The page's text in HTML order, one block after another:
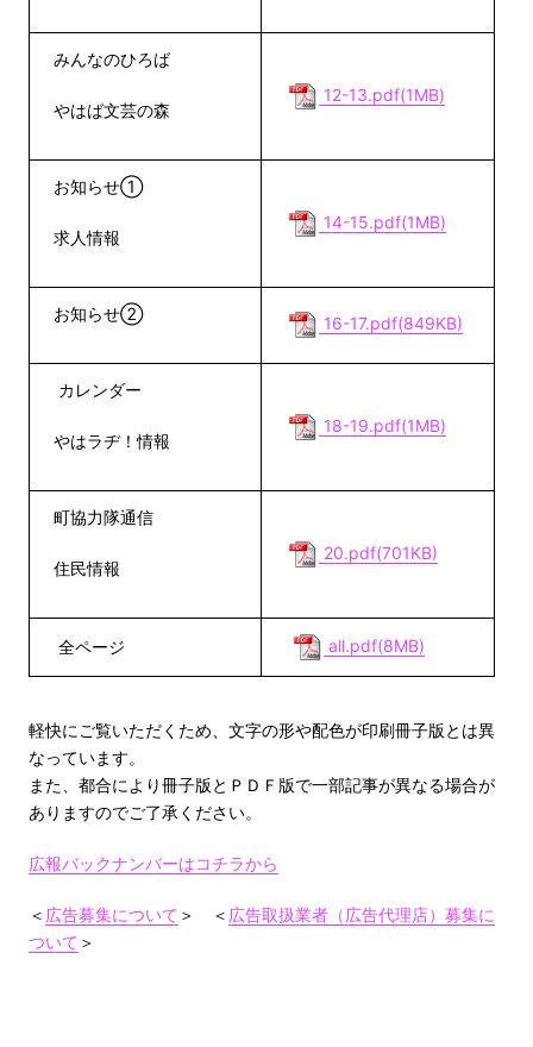
みんなのひろば
やはば文芸の森
12-13.pdf(1MB)
お知らせ①
求人情報
14-15.pdf(1MB)
お知らせ② 16-17.pdf(849KB)
カレンダー
やはラヂ！情報
18-19.pdf(1MB)
町協力隊通信
住民情報
20.pdf(701KB)
全ページ all.pdf(8MB)
軽快にご覧いただくため、文字の形や配色が印刷冊子版とは異
なっています。
また、都合により冊子版とＰＤＦ版で一部記事が異なる場合が
ありますのでご了承ください。
広報バックナンバーはコチラから
＜ 広告募集について ＞ ＜ 広告取扱業者（広告代理店）募集に
ついて ＞